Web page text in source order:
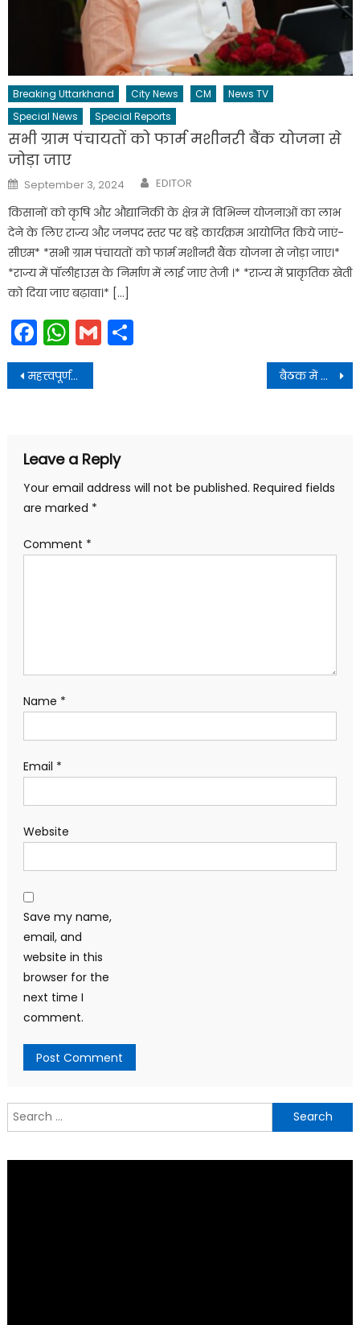
Breaking Uttarkhand City News CM
News TV
Special News
Special Reports
सभी ग्राम पंचायतों को फार्म मशीनरी बैंक योजना से
जोड़ा जाए
Posted
on
September 3, 2024 Author
EDITOR
किसानों को कृषि और औद्यानिकी के क्षेत्र में विभिन्न योजनाओं का लाभ
देने के लिए राज्य और जनपद स्तर पर बड़े कार्यक्रम आयोजित किये जाएं-
सीएम* *सभी ग्राम पंचायतों को फार्म मशीनरी बैंक योजना से जोड़ा जाए।*
*राज्य में पॉलीहाउस के निर्माण में लाई जाए तेजी ।* *राज्य में प्राकृतिक खेती
को दिया जाए बढ़ावा।* […]
Facebook
WhatsApp
Gmail
Post
navigation
महत्त्वपूर्ण पर्यटक स्थलों को हवाई कनेक्टिविटी उपलब्ध कराने हेतु शीघ्र कार्ययोजना प्रस्तुत की जाए बैठक में सभी वैज्ञानिक संस्थानों के साथ भूस्खलन न्यूनीकरण की समस्याओं के निराकरण पर चर्चा हुई
Leave a Reply
Your email address will not be published. Required fields
are marked *
Comment *
Name *
Email *
Website
Save my name,
email, and
website in this
browser for the
next time I
comment.
Search
for: